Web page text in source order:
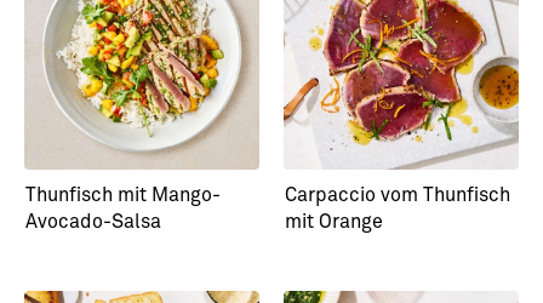
Kartoffelsalat
Lachsfilet auf
Kartoffelpüree mit
Vanille-Orangen-Karotten
Thunfisch mit Mango-
Avocado-Salsa
Carpaccio vom Thunfisch
mit Orange